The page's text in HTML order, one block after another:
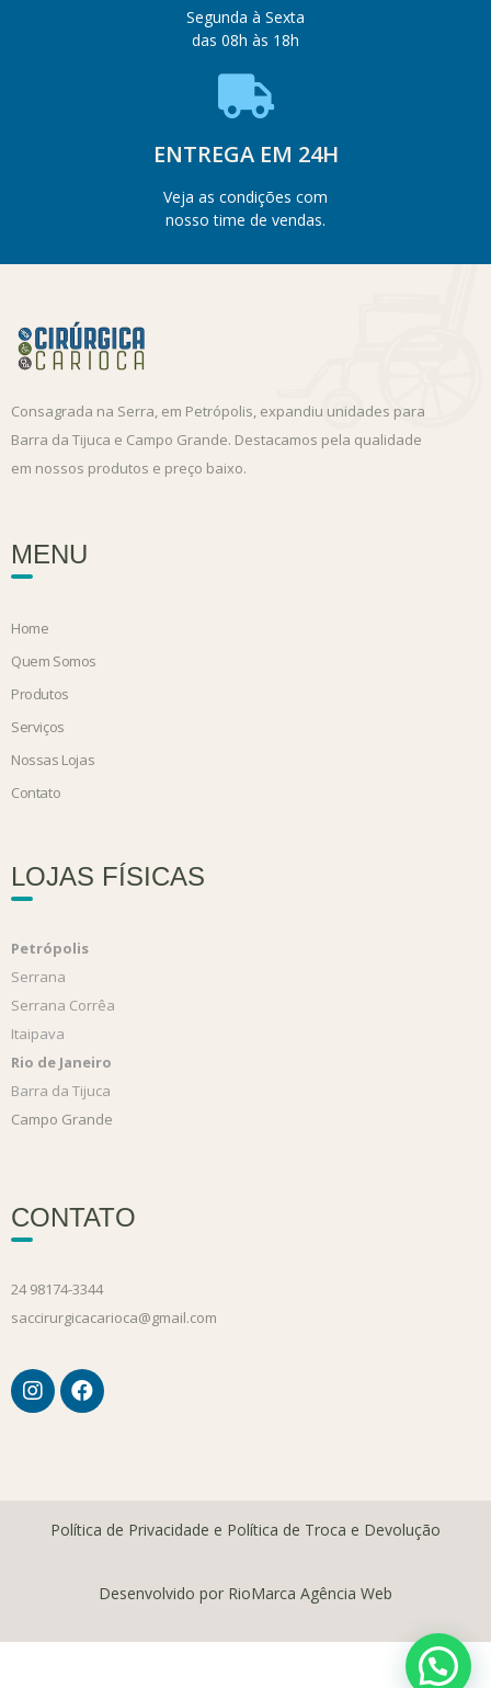
Segunda à Sexta
das 08h às 18h
ENTREGA EM 24H
Veja as condições com
nosso time de vendas.
Consagrada na Serra, em Petrópolis, expandiu unidades para
Barra da Tijuca e Campo Grande. Destacamos pela qualidade
em nossos produtos e preço baixo.
MENU
Home
Quem Somos
Produtos
Serviços
Nossas Lojas
Contato
LOJAS FÍSICAS
Petrópolis
Serrana
Serrana Corrêa
Itaipava
Rio de Janeiro
Barra da Tijuca
Campo Grande
CONTATO
24 98174-3344
saccirurgicacarioca@gmail.com
Política de Privacidade e Política de Troca e Devolução
Desenvolvido por RioMarca Agência Web